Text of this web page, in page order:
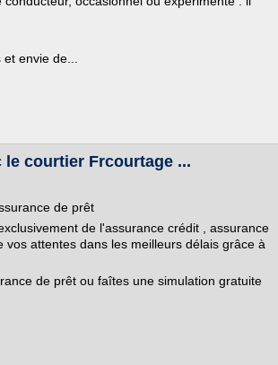
envie de...
courtier Frcourtage ...
de prêt
de l'assurance crédit , assurance
attentes dans les meilleurs délais grâce à
de prêt ou faîtes une simulation gratuite